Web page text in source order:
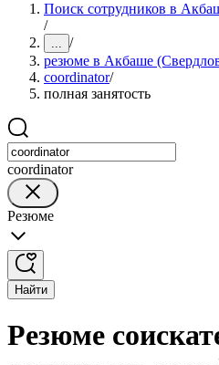
Поиск сотрудников в
/
... /
резюме в Акбаше
coordinator/
полная занятость
coordinator
Резюме
Найти
Резюме